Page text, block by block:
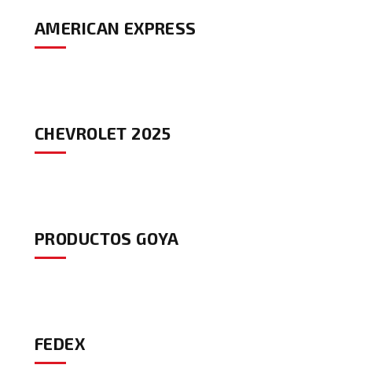
AMERICAN EXPRESS
CHEVROLET 2025
PRODUCTOS GOYA
FEDEX